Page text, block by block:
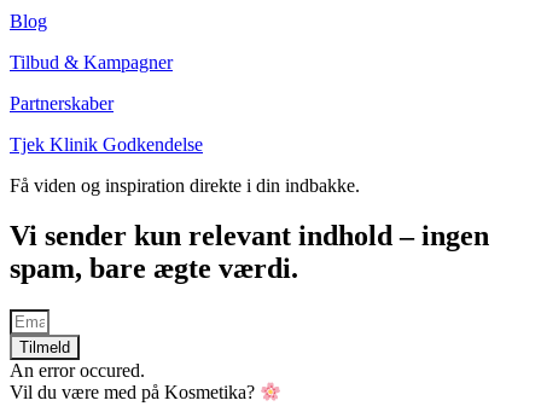
Blog
Tilbud & Kampagner
Partnerskaber
Tjek Klinik Godkendelse
Få viden og inspiration direkte i din indbakke.
Vi sender kun relevant indhold – ingen
spam, bare ægte værdi.
Tilmeld
An error occured.
Vil du være med på Kosmetika?